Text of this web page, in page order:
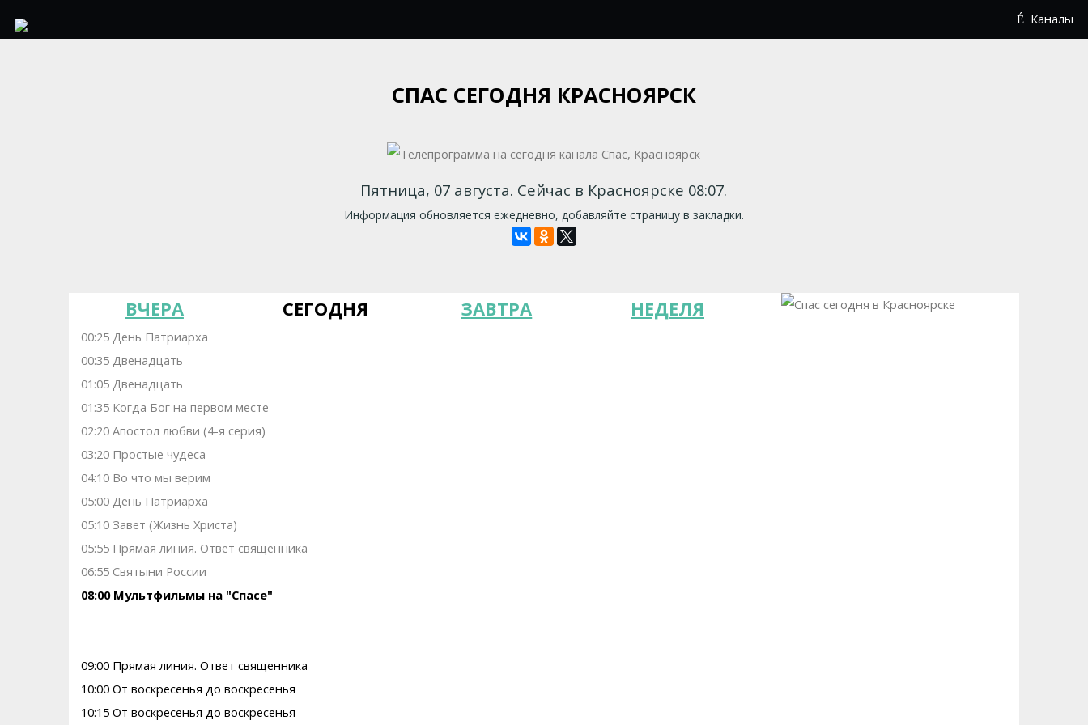
Каналы
СПАС СЕГОДНЯ КРАСНОЯРСК
Пятница, 07 августа. Сейчас в Красноярске 08:07.
Информация обновляется ежедневно, добавляйте страницу в закладки.
ВЧЕРА СЕГОДНЯ ЗАВТРА НЕДЕЛЯ
00:25 День Патриарха
00:35 Двенадцать
01:05 Двенадцать
01:35 Когда Бог на первом месте
02:20 Апостол любви (4-я серия)
03:20 Простые чудеса
04:10 Во что мы верим
05:00 День Патриарха
05:10 Завет (Жизнь Христа)
05:55 Прямая линия. Ответ священника
06:55 Святыни России
08:00 Мультфильмы на "Спасе"
09:00 Прямая линия. Ответ священника
10:00 От воскресенья до воскресенья
10:15 От воскресенья до воскресенья